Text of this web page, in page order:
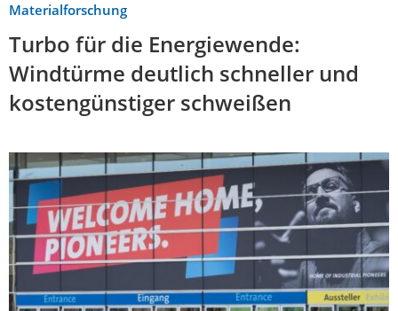
Materialforschung
Turbo für die Energiewende:
Windtürme deutlich schneller und
kostengünstiger schweißen